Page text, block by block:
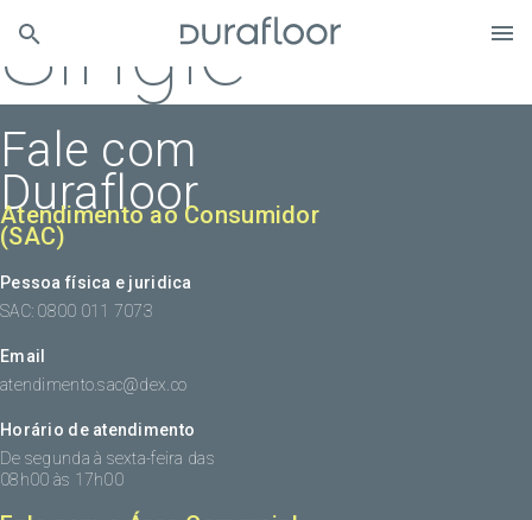
Single
Fale com
Durafloor
Atendimento ao Consumidor
(SAC)
Pessoa física e juridica
SAC: 0800 011 7073
Email
atendimento.sac@dex.co
Horário de atendimento
De segunda à sexta-feira das
08h00 às 17h00